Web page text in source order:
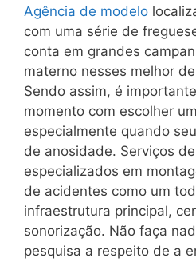
Agência de modelo
com uma série de
conta em grandes
materno nesses melhor
Sendo assim, é
momento com escolher
especialmente quando
de anosidade. Serviços
especializados em
de acidentes como um
infraestrutura principal,
sonorização. Não faça
pesquisa a respeito de a